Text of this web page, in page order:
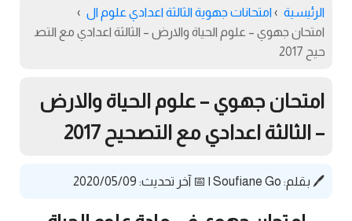
الرئيسية › امتحانات جهوية الثالثة اعدادي علوم ال ›
امتحان جهوي – علوم الحياة والارض – الثالثة اعدادي مع التص
حيح 2017
امتحان جهوي – علوم الحياة والارض
– الثالثة اعدادي مع التصحيح 2017
🖊️ بقلم: Soufiane Go
| 📅 آخر تحديث: 2020/05/09